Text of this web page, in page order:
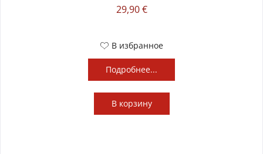
29,90 €
В избранное
Подробнее...
В корзину